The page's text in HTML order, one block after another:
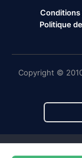
Conditions
Politique
Copyright ©